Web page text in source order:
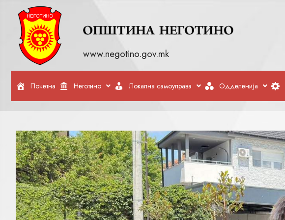
www.negotino.gov.mk
Почетна Неготино Локална самоуправа Одделенија